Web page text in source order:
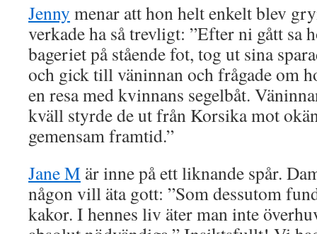
Jenny menar att hon helt enkelt blev
verkade ha så trevligt: ”Efter ni gått sa
bageriet på stående fot, tog ut sina
och gick till väninnan och frågade om
en resa med kvinnans segelbåt.
kväll styrde de ut från Korsika mot
gemensam framtid.”
Jane M är inne på ett liknande spår.
någon vill äta gott: ”Som dessutom
kakor. I hennes liv äter man inte